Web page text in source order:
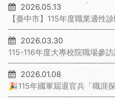
2026.05.13
【臺中市】115年度職業適性
2026.03.30
115-116年度大專校院職場參
2026.01.08
🎉115年國軍屆退官兵「職涯